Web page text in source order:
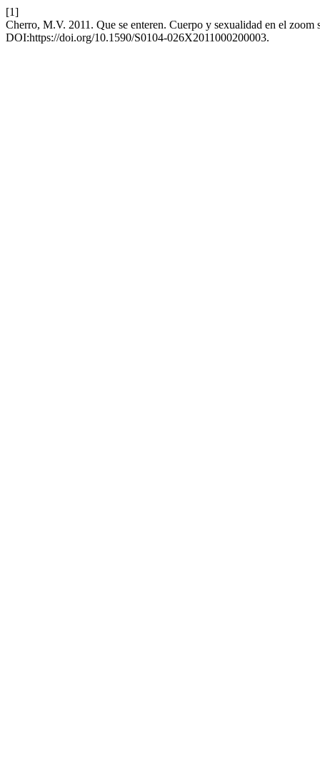
[1]
Cherro, M.V. 2011. Que se enteren. Cuerpo y sexualidad en el
DOI:https://doi.org/10.1590/S0104-026X2011000200003.